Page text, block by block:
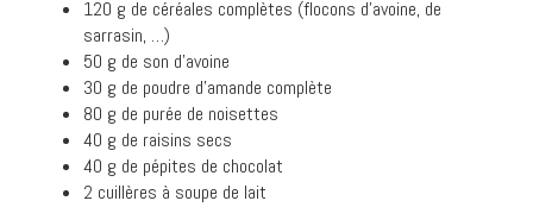
120 g de céréales complètes (flocons d’avoine, de
sarrasin, …)
50 g de son d’avoine
30 g de poudre d’amande complète
80 g de purée de noisettes
40 g de raisins secs
40 g de pépites de chocolat
2 cuillères à soupe de lait